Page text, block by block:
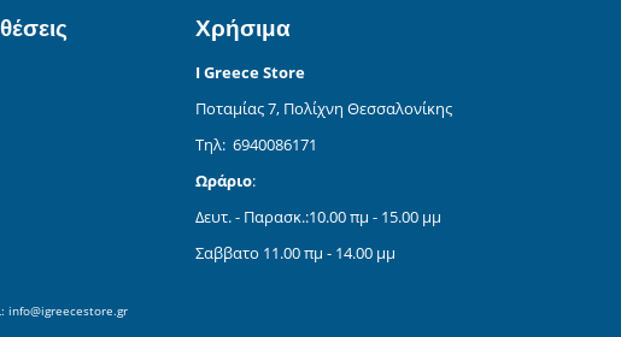
Χρήσιμα
I Greece Store
Ποταμίας 7, Πολίχνη Θεσσαλονίκης
Τηλ: 6940086171
Ωράριο:
Δευτ. - Παρασκ.:10.00 πμ - 15.00 μμ
Σαββατο 11.00 πμ - 14.00 μμ